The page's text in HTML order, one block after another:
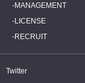
MANAGEMENT
LICENSE
RECRUIT
Twitter